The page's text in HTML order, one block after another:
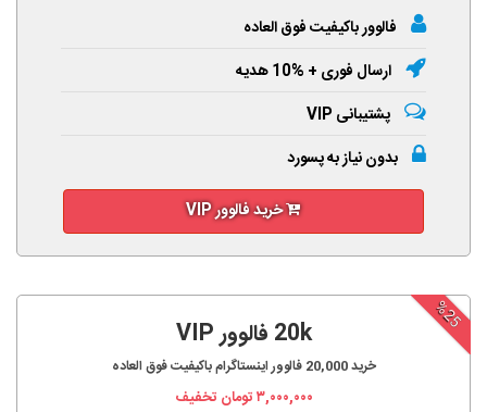
فالوور باکیفیت فوق العاده
ارسال فوری + %10 هدیه
پشتیبانی VIP
بدون نیاز به پسورد
خرید فالوور VIP
%25
20k فالوور VIP
خرید20,000 فالوور اینستاگرام باکیفیت فوق العاده
۳,۰۰۰,۰۰۰تومان تخفیف